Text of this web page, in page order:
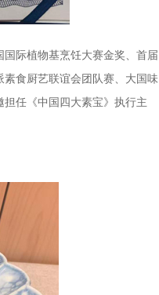
际植物基烹饪大赛金奖、首届
食厨艺联谊会团队赛、大国味
任《中国四大素宝》执行主